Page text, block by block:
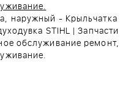
наружный - Крыльчатка
STIHL | Запчасти
обслуживание ремонт,